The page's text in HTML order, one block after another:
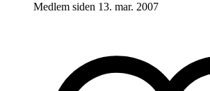
Medlem siden 13. mar. 2007